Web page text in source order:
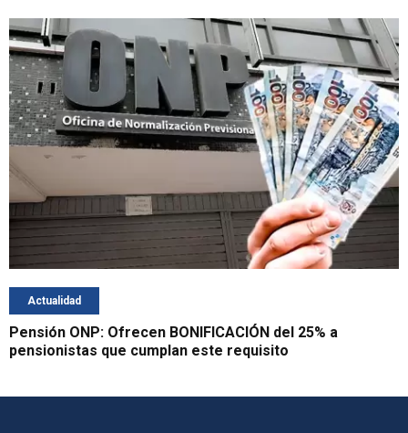
Actualidad
Pensión ONP: Ofrecen BONIFICACIÓN del 25% a
pensionistas que cumplan este requisito